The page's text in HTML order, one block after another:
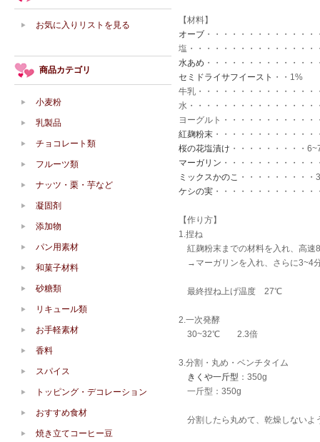
【材料】
オーブ ・・・・・・・・・・・・・
塩・・・・・・・・・・・・・・・
水あめ ・・・・・・・・・・・・・
セミドライサフイースト ・・1%
牛乳・・・・・・・・・・・・・・
水・・・・・・・・・・・・・・・
ヨーグルト・・・・・・・・・・・
紅麹粉末 ・・・・・・・・・・・・
桜の花塩漬け ・・・・・・・・・
マーガリン ・・・・・・・・・・・
ミックスかのこ ・・・・・・・・・
ケシの実 ・・・・・・・・・・・・
【作り方】
1.捏ね
紅麹粉末までの材料を入れ、高速
→マーガリンを入れ、さらに3~4
最終捏ね上げ温度 27℃
2.一次発酵
30~32℃ 2.3倍
3.分割・丸め・ベンチタイム
きくや一斤型 ：350g
一斤型：350g
分割したら丸めて、乾燥しないよ
お気に入りリストを見る
商品カテゴリ
小麦粉
乳製品
チョコレート類
フルーツ類
ナッツ・栗・芋など
凝固剤
添加物
パン用素材
和菓子材料
砂糖類
リキュール類
お手軽素材
香料
スパイス
トッピング・デコレーション
おすすめ食材
焼き立てコーヒー豆